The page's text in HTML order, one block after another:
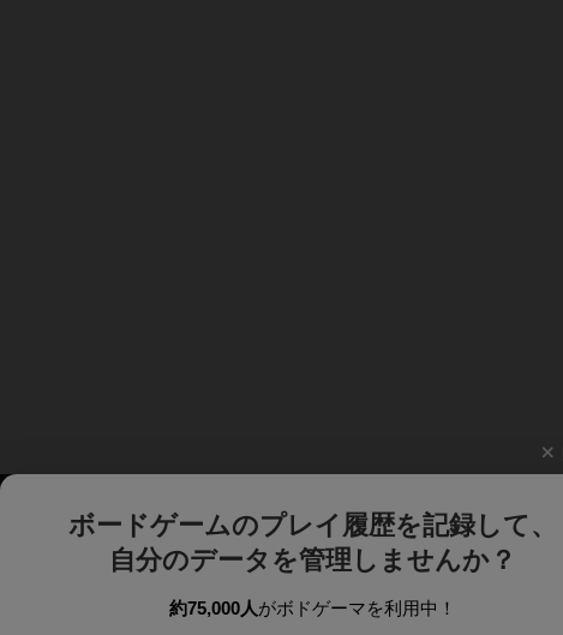
ボードゲームのプレイ履歴を記録して、
自分のデータを管理しませんか？
約75,000人がボドゲーマを利用中！